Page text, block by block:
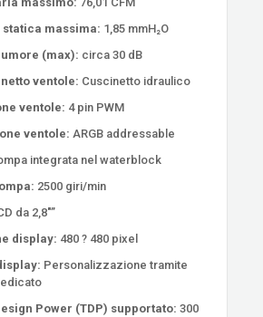
massima: 1,85 mmH₂O
(max): circa 30 dB
ventole: Cuscinetto idraulico
ventole: 4 pin PWM
ventole: ARGB addressable
integrata nel waterblock
2500 giri/min
da 2,8″”
display: 480 ? 480 pixel
Personalizzazione tramite
Power (TDP) supportato: 300